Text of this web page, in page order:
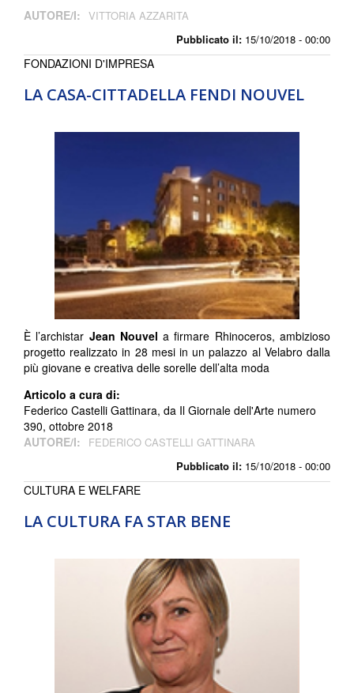
Pubblicato il: 15/10/2018 - 00:00
AUTORE/I: VITTORIA AZZARITA
LA CASA-CITTADELLA FENDI NOUVEL
Pubblicato il: 15/10/2018 - 00:00
FONDAZIONI D'IMPRESA
È l’archistar Jean Nouvel a firmare Rhinoceros, ambizioso
progetto realizzato in 28 mesi in un palazzo al Velabro dalla
più giovane e creativa delle sorelle dell’alta moda
Articolo a cura di:
Federico Castelli Gattinara, da Il Giornale dell'Arte numero
390, ottobre 2018
AUTORE/I:
FEDERICO CASTELLI GATTINARA
LA CULTURA FA STAR BENE
CULTURA E WELFARE